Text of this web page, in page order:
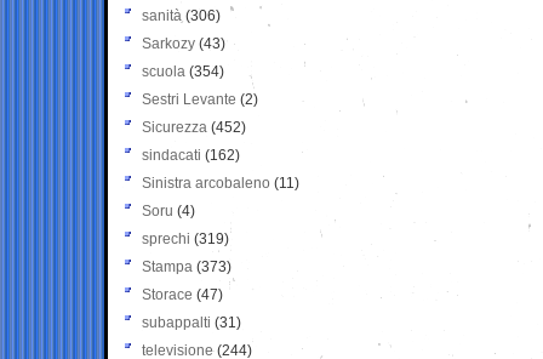
sanità (306)
Sarkozy (43)
scuola (354)
Sestri Levante (2)
Sicurezza (452)
sindacati (162)
Sinistra arcobaleno (11)
Soru (4)
sprechi (319)
Stampa (373)
Storace (47)
subappalti (31)
televisione(244)